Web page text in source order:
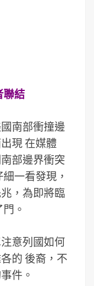
聯結
南部衝撞邊
現 在媒體
部邊界衝突
一看發現，
，為即將臨
。
意列國如何
的 後裔，不
件。